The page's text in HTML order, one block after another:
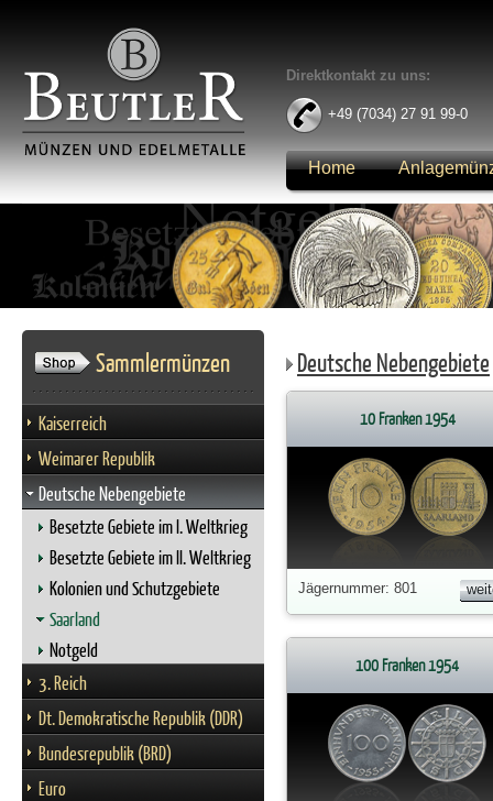
Direktkontakt zu uns:
+49 (7034) 27 91 99-0
Home
Anmelden
Sammlermünzen
Kaiserreich
Weimarer Republik
Deutsche Nebengebiete
Besetzte Gebiete im I. Weltkrieg
Besetzte Gebiete im II. Weltkrieg
Kolonien und Schutzgebiete
Saarland
Notgeld
3. Reich
Dt. Demokratische Republik (DDR)
Bundesrepublik (BRD)
Euro
Deutsche Nebengebiete
10 Franken 1954
Jägernummer: 801
100 Franken 1954